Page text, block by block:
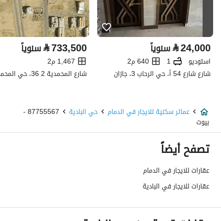
تفاصيل العقار
نوع الإعلان
استخدام العقار
-
السعر
25000
المساحة
خدمات العقار
⃁24,000 سنوياً
استوديو 1
640 م2
شارع شارع 54 أ، حي الرحاب 3، جازان
⃁733,500 سنوياً
1,467 م2
عمائر سكنية للايجار في الدمام حي البادية 87755567 -
بيوت
تصفح أيضاً
عقارات للايجار في الدمام
عقارات للايجار في البادية